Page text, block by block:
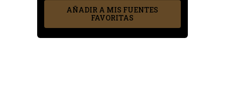
AÑADIR A MIS FUENTES
FAVORITAS